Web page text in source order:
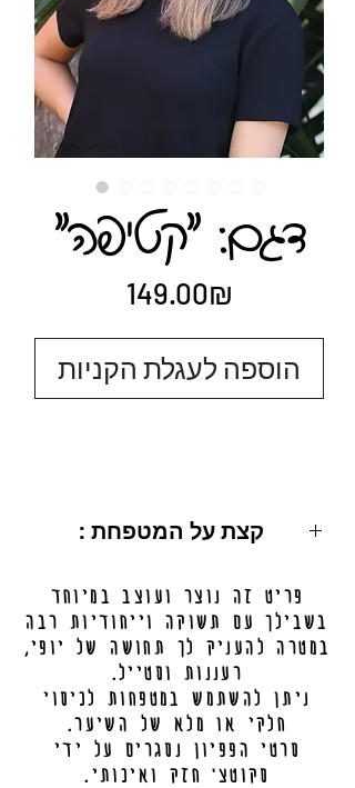
"דגם: "קטיפה
‏149.00 ‏₪
הוספה לעגלת הקניות
: קצת על המטפחת
ניתן לכיסוי מלא / חלקי.
מידע נוסף בתחתית העמוד.
פריט זה נוצר ועוצב במיוחד
בשבילך עם תשוקה וייחודיות רבה
במטרה להעניק לך תחושה של יופי,
רעננות וסטייל.
ניתן להשתמש במטפחות לכיסוי
חלקי או מלא של השיער.
סרטי הפפיון נסגרים על ידי
סקוטצ' חזק ואיכותי.